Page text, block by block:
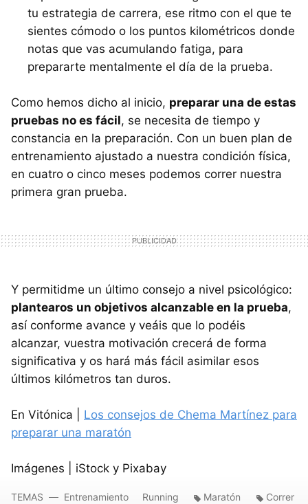
tu estrategia de carrera, ese ritmo con el que te
sientes cómodo o los puntos kilométricos donde
notas que vas acumulando fatiga, para
prepararte mentalmente el día de la prueba.
Como hemos dicho al inicio, preparar una de estas
pruebas no es fácil, se necesita de tiempo y
constancia en la preparación. Con un buen plan de
entrenamiento ajustado a nuestra condición física,
en cuatro o cinco meses podemos correr nuestra
primera gran prueba.
Y permitidme un último consejo a nivel psicológico:
plantearos un objetivos alcanzable en la prueba,
así conforme avance y veáis que lo podéis
alcanzar, vuestra motivación crecerá de forma
significativa y os hará más fácil asimilar esos
últimos kilómetros tan duros.
En Vitónica | Los consejos de Chema Martínez para
preparar una maratón
Imágenes | iStock y Pixabay
TEMAS Entrenamiento Running Maratón Correr